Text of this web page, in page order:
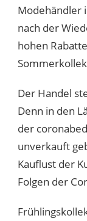
Modehändler
nach der
hohen
Der Handel
Denn in den
der
unverkauft
Kauflust der
Folgen der